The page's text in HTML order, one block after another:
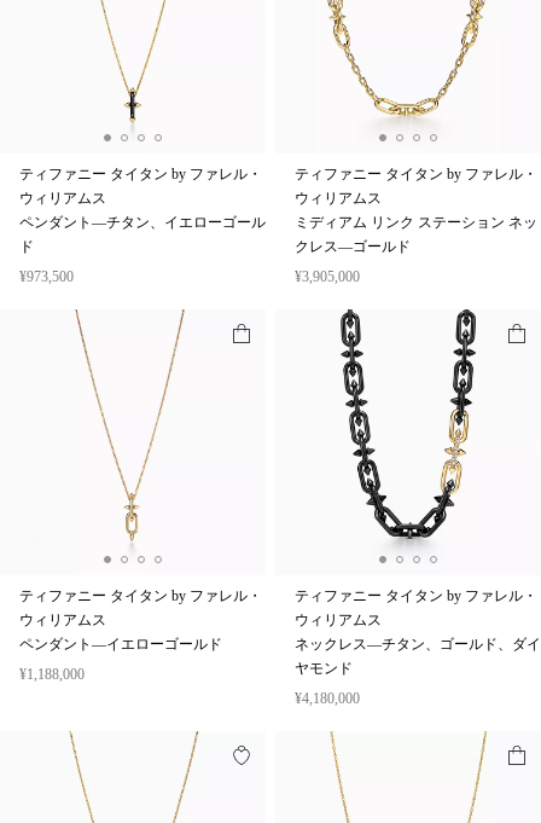
ティファニー タイタン by ファレル・
ウィリアムス
ペンダント—チタン、イエローゴール
ド
¥973,500
ティファニー タイタン by ファレル・
ウィリアムス
ミディアム リンク ステーション ネッ
クレス—ゴールド
¥3,905,000
ティファニー タイタン by ファレル・
ウィリアムス
ペンダント—イエローゴールド
¥1,188,000
ティファニー タイタン by ファレル・
ウィリアムス
ネックレス—チタン、ゴールド、ダイ
ヤモンド
¥4,180,000